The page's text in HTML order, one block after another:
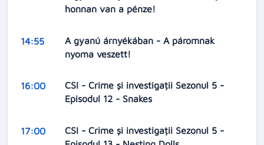
honnan van a pénze!
14:55
A gyanú árnyékában - A páromnak
nyoma veszett!
16:00
CSI - Crime și investigații Sezonul 5 -
Episodul 12 - Snakes
17:00
CSI - Crime și investigații Sezonul 5 -